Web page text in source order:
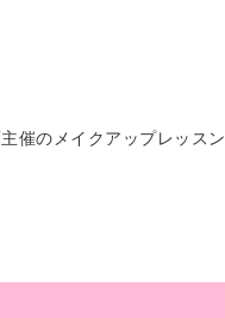
催のメイクアップレッスン